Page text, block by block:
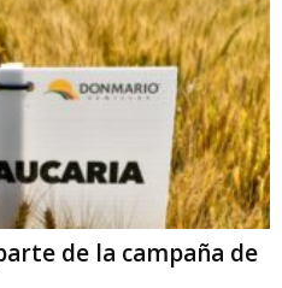
de la campaña de